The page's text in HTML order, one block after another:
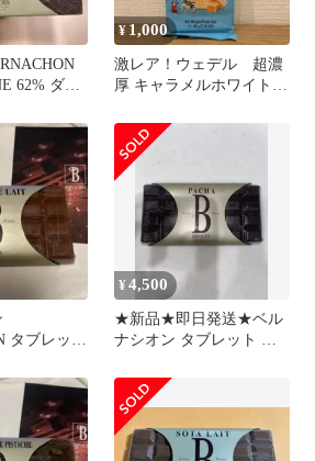
62% ダー
¥ 1,000
激レア！ウェデル 超濃
厚 キャラメルホワイトチ
タブレット
¥4,500
★新品★即日発送★ベル
ナシオン タブレット ノ
ート